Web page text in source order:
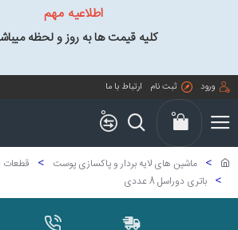
اطلاعیه مهم
کلیه قیمت ها به روز و لحظه
ورود ثبت نام ارتباط با ما
0 0
ماشین های لایه بردار و پاکسازی پوست
باتری دوراسل 8 عددی